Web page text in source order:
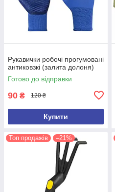
Рукавички робочі прогумовані
антиковзкі (залита долоня)
Готово до відправки
90 ₴ 120 ₴
Купити
Топ продажів –21%